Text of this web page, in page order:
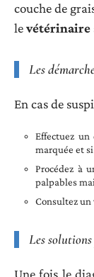
couche de
levétérinaire
Les
En cas de
Effectuez
marquée et
Procédez à
palpables
Consultez
Les
Une fois le